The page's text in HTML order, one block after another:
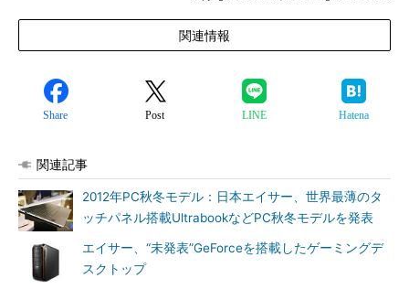
関連情報
Share Post LINE Hatena
関連記事
2012年PC秋冬モデル：日本エイサー、世界最薄のタ
ッチパネル搭載UltrabookなどPC秋冬モデルを発表
エイサー、“未発表”GeForceを搭載したゲーミングデ
スクトップ